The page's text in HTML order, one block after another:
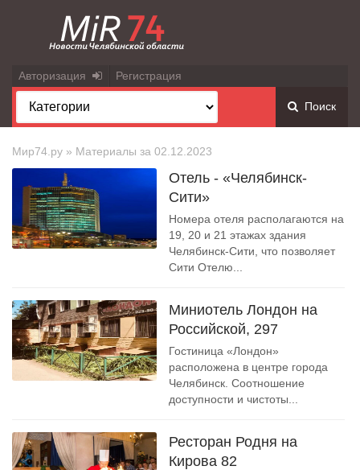
Авторизация Регистрация
Поиск
Мир74.ру » Материалы за 02.12.2023
Отель - «Челябинск-
Сити»
Номера отеля располагаются на
19, 20 и 21 этажах здания
Челябинск-Сити, что позволяет
Сити Отелю...
Миниотель Лондон на
Российской, 297
Гостиница «Лондон»
расположена в центре города
Челябинск. Соотношение
доступности и чистоты...
Ресторан Родня на
Кирова 82